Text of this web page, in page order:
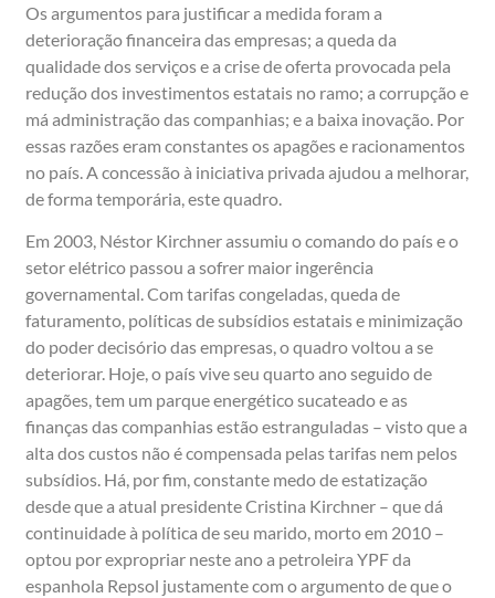
Os argumentos para justificar a medida foram a
deterioração financeira das empresas; a queda da
qualidade dos serviços e a crise de oferta provocada pela
redução dos investimentos estatais no ramo; a corrupção e
má administração das companhias; e a baixa inovação. Por
essas razões eram constantes os apagões e racionamentos
no país. A concessão à iniciativa privada ajudou a melhorar,
de forma temporária, este quadro.
Em 2003, Néstor Kirchner assumiu o comando do país e o
setor elétrico passou a sofrer maior ingerência
governamental. Com tarifas congeladas, queda de
faturamento, políticas de subsídios estatais e minimização
do poder decisório das empresas, o quadro voltou a se
deteriorar. Hoje, o país vive seu quarto ano seguido de
apagões, tem um parque energético sucateado e as
finanças das companhias estão estranguladas – visto que a
alta dos custos não é compensada pelas tarifas nem pelos
subsídios. Há, por fim, constante medo de estatização
desde que a atual presidente Cristina Kirchner – que dá
continuidade à política de seu marido, morto em 2010 –
optou por expropriar neste ano a petroleira YPF da
espanhola Repsol justamente com o argumento de que o